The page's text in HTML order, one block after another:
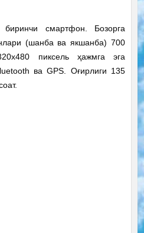
смартфон. Бозорга
(шанба ва якшанба) 700
пиксель ҳажмга эга
ва GPS. Оғирлиги 135